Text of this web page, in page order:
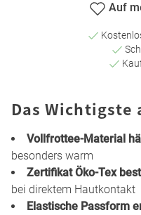
Auf
Das
Vollfrottee-Material
besonders warm
Zertifikat Öko-Tex
bei direktem Hautkontakt
Elastische Passform